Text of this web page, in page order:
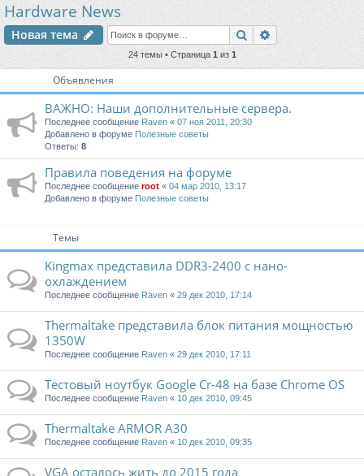
и
Hardware News
Новая тема Поиск
24 темы • Страница 1 из 1
Объявления
ВАЖНО: Наши дополнительные сервера.
Последнее сообщение Raven « 07 ноя 2011, 20:30
Добавлено в форуме Полезные советы
Ответы: 8
Правила поведения на форуме
Последнее сообщение root « 04 мар 2010, 13:17
Добавлено в форуме Полезные советы
Темы
Kingmax представила DDR3-2400 с нано-
охлаждением
Последнее сообщение Raven « 29 дек 2010, 17:14
Thermaltake представила блок питания мощностью
1350W
Последнее сообщение Raven « 29 дек 2010, 17:11
Тестовый ноутбук Google Cr-48 на базе Chrome OS
Последнее сообщение Raven « 10 дек 2010, 09:45
Thermaltake ARMOR A30
Последнее сообщение Raven « 10 дек 2010, 09:35
VGA осталось жить до 2015 года